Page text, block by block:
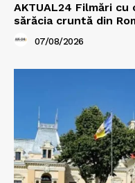
AKTUAL24 Filmări
sărăcia cruntă din
07/08/2026